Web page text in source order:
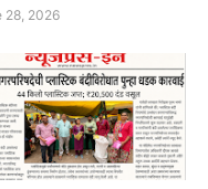
28, 2026